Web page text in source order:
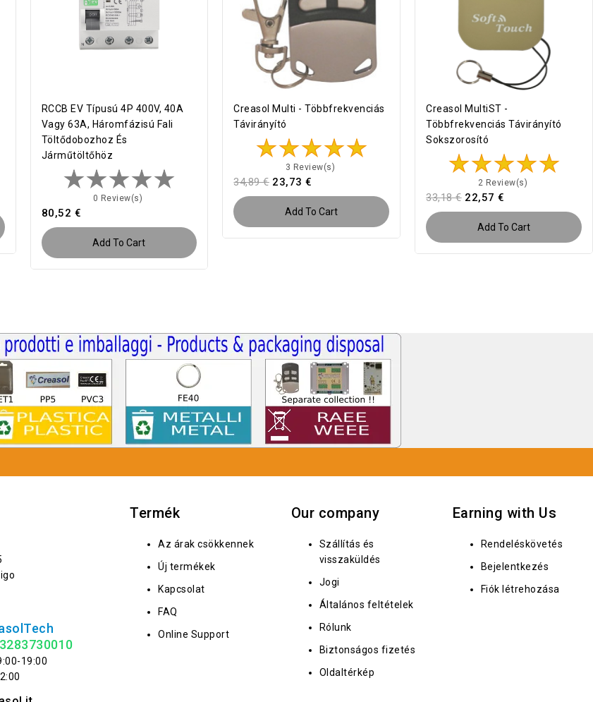
RCCB EV Típusú 4P 400V, 40A
Vagy 63A, Háromfázisú Fali
Töltődobozhoz És
Járműtöltőhöz
0 Review(s)
80,52 €
Add To Cart
Creasol Multi - Többfrekvenciás
Távirányító
3 Review(s)
34,89 € 23,73 €
Add To Cart
Creasol MultiST -
Többfrekvenciás Távirányító
Sokszorosító
2 Review(s)
33,18 € 22,57 €
Add To Cart
19:00
Termék
Az árak csökkennek
Új termékek
Kapcsolat
FAQ
Online Support
Our company
Szállítás és
visszaküldés
Jogi
Általános feltételek
Rólunk
Biztonságos fizetés
Oldaltérkép
Earning with Us
Rendeléskövetés
Bejelentkezés
Fiók létrehozása